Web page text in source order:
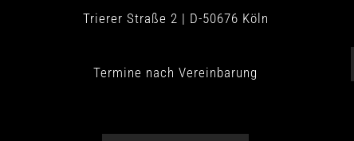
Trierer Straße 2 | D-50676 Köln
Termine nach Vereinbarung